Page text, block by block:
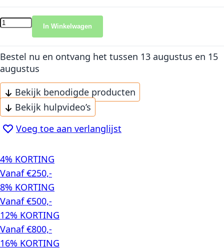
In Winkelwagen
Bestel nu en ontvang het tussen 13 augustus en 15
augustus
Bekijk benodigde producten
Bekijk hulpvideo’s
Voeg toe aan verlanglijst
4% KORTING
Vanaf €250,-
8% KORTING
Vanaf €500,-
12% KORTING
Vanaf €800,-
16% KORTING